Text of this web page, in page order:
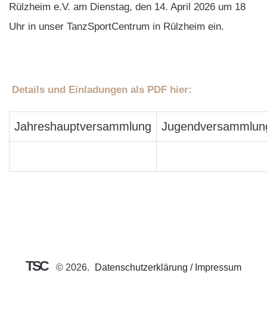
Rülzheim e.V. am Dienstag, den 14. April 2026 um 18
Uhr in unser TanzSportCentrum in Rülzheim ein.
Details und Einladungen als PDF hier:
Jahreshauptversammlung
TSC © 2026 Datenschutzerklärung / Impressum